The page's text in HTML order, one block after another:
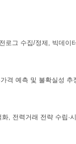
로그 수집/정제, 빅데이
격 예측 및 불확실성
, 전력거래 전략 수립·